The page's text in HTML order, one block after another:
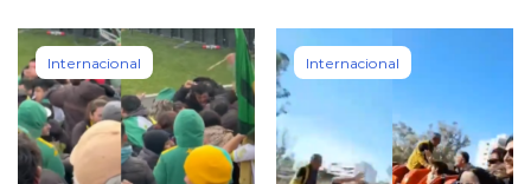
Internacional Internacional